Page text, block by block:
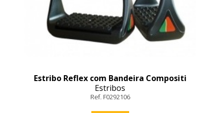
Estribo Reflex com Bandeira Compositi
Estribos
Ref. F0292106